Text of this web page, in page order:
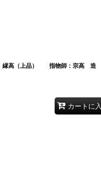
透 縁高（上品） 指物師：宗
カートに